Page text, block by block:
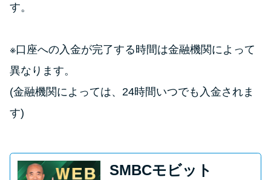
す。
※口座への入金が完了する時間は金融機関によって
異なります。
(金融機関によっては、24時間いつでも入金されま
す)
SMBCモビット